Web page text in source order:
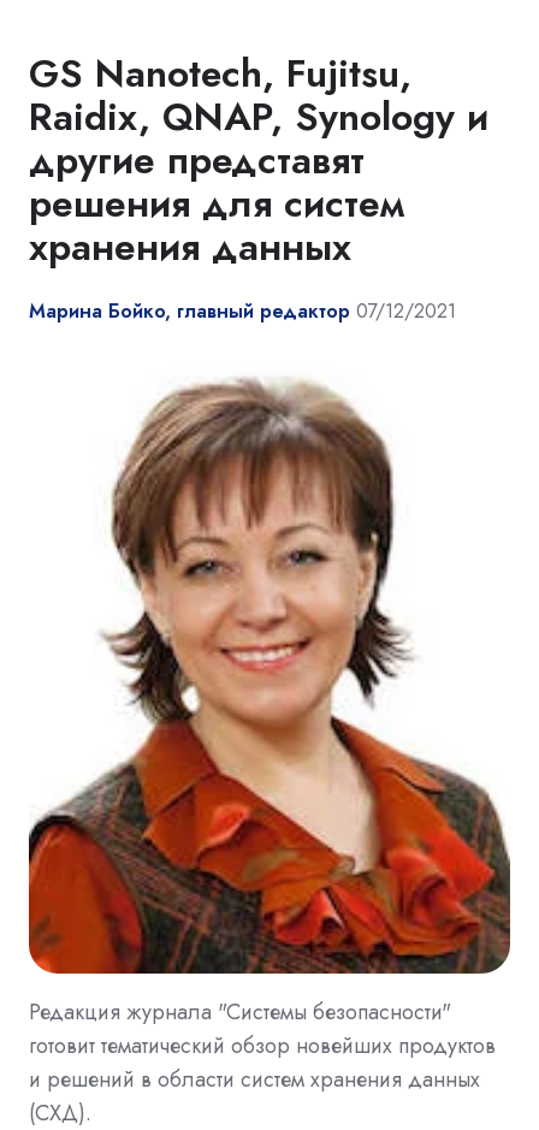
GS Nanotech, Fujitsu,
Raidix, QNAP, Synology и
другие представят
решения для систем
хранения данных
Марина Бойко, главный редактор 07/12/2021
Редакция журнала "Системы безопасности"
готовит тематический обзор новейших продуктов
и решений в области систем хранения данных
(СХД).